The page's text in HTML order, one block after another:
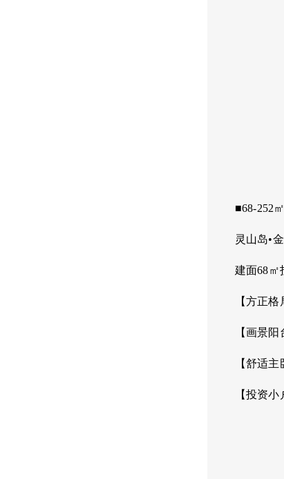
■68-252
灵山岛•
建面68㎡
【方正
【画景
【舒适
【投资小